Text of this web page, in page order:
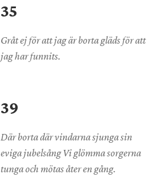
35
Gråt ej för att jag är borta gläds för att
jag har funnits.
39
Där borta där vindarna sjunga sin
eviga jubelsång Vi glömma sorgerna
tunga och mötas åter en gång.